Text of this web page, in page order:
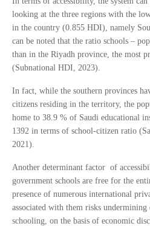
looking at the three regions with the
in the country (0.855 HDI), namely
can be noted that the ratio schools –
than in the Riyadh province, the most
(Subnational HDI, 2023).
In fact, while the southern provinces
citizens residing in the territory, the
home to 38.9 % of Saudi educational
1392 in terms of school-citizen ratio
2021).
Another determinant factor of
government schools are free for the
presence of numerous international
associated with them risks
schooling, on the basis of economic